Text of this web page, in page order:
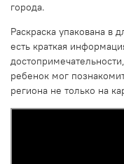
города.
Раскраска упакована в
есть краткая
ребенок мог
региона не только на